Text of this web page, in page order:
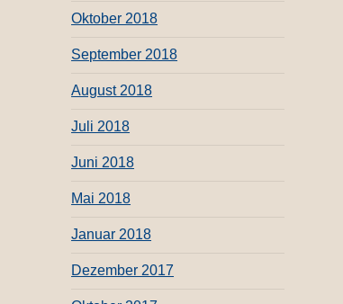
Oktober 2018
September 2018
August 2018
Juli 2018
Juni 2018
Mai 2018
Januar 2018
Dezember 2017